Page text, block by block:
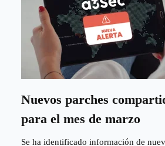
Nuevos parches
para el mes de marzo
Se ha identificado información de